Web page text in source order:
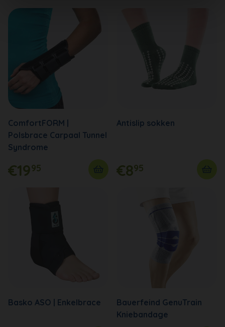
ComfortFORM |
Polsbrace Carpaal Tunnel
Syndrome
€1995
Antislip sokken
€895
Basko ASO | Enkelbrace
Bauerfeind GenuTrain
Kniebandage